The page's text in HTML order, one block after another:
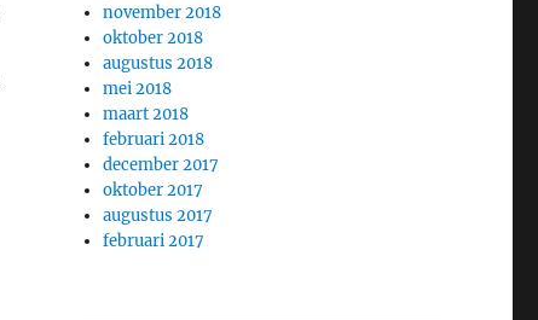
november 2018
oktober 2018
augustus 2018
mei 2018
maart 2018
februari 2018
december 2017
oktober 2017
augustus 2017
februari 2017